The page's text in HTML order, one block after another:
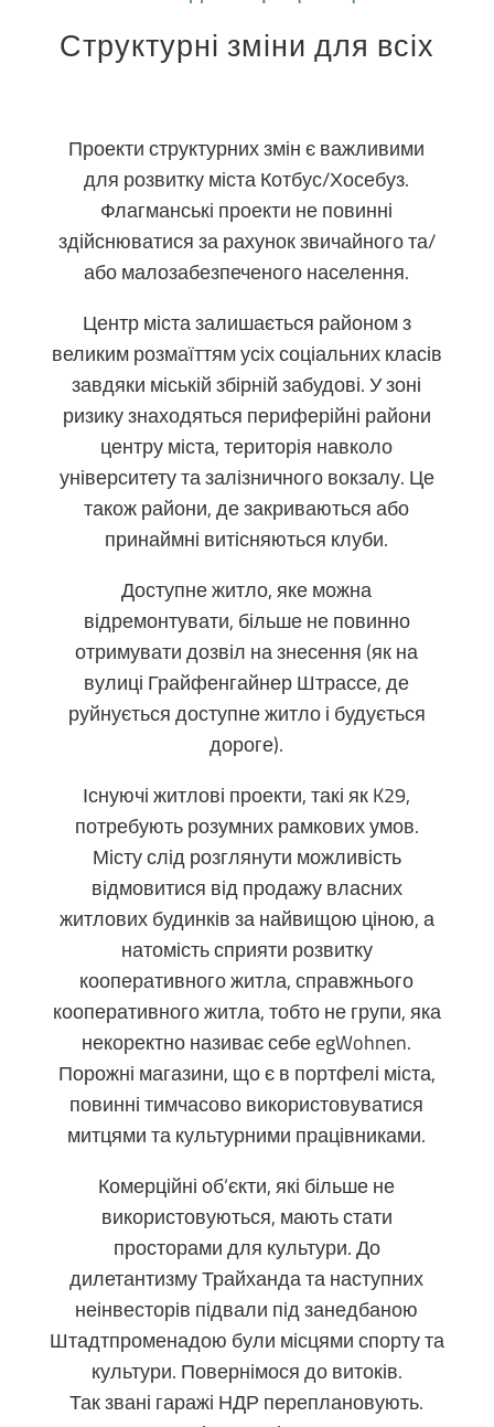
Структурні зміни для всіх
Проекти структурних змін є важливими
для розвитку міста Котбус/Хосебуз.
Флагманські проекти не повинні
здійснюватися за рахунок звичайного та/
або малозабезпеченого населення.
Центр міста залишається районом з
великим розмаїттям усіх соціальних класів
завдяки міській збірній забудові. У зоні
ризику знаходяться периферійні райони
центру міста, територія навколо
університету та залізничного вокзалу. Це
також райони, де закриваються або
принаймні витісняються клуби.
Доступне житло, яке можна
відремонтувати, більше не повинно
отримувати дозвіл на знесення (як на
вулиці Грайфенгайнер Штрассе, де
руйнується доступне житло і будується
дороге).
Існуючі житлові проекти, такі як K29,
потребують розумних рамкових умов.
Місту слід розглянути можливість
відмовитися від продажу власних
житлових будинків за найвищою ціною, а
натомість сприяти розвитку
кооперативного житла, справжнього
кооперативного житла, тобто не групи, яка
некоректно називає себе egWohnen.
Порожні магазини, що є в портфелі міста,
повинні тимчасово використовуватися
митцями та культурними працівниками.
Комерційні об’єкти, які більше не
використовуються, мають стати
просторами для культури. До
дилетантизму Трайханда та наступних
неінвесторів підвали під занедбаною
Штадтпроменадою були місцями спорту та
культури. Повернімося до витоків.
Так звані гаражі НДР переплановують.